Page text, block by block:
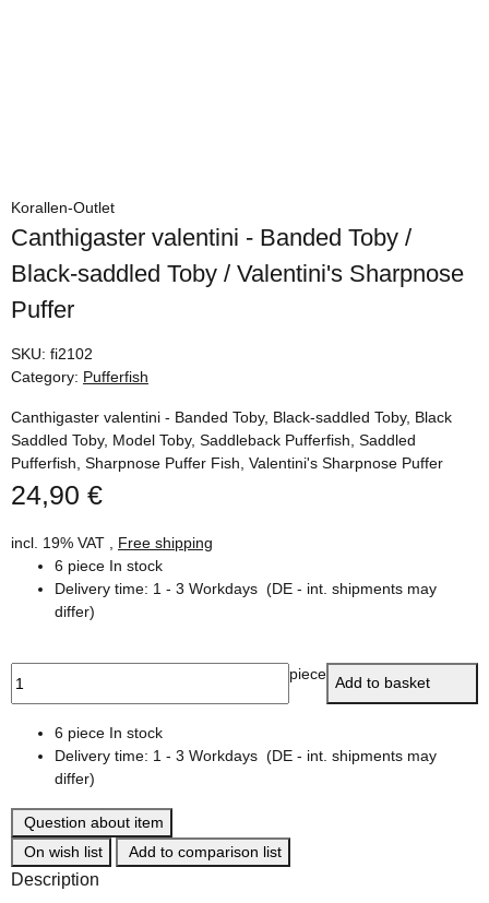
Korallen-Outlet
Canthigaster valentini - Banded Toby /
Black-saddled Toby / Valentini's Sharpnose
Puffer
SKU: fi2102
Category: Pufferfish
Canthigaster valentini - Banded Toby, Black-saddled Toby, Black
Saddled Toby, Model Toby, Saddleback Pufferfish, Saddled
Pufferfish, Sharpnose Puffer Fish, Valentini's Sharpnose Puffer
24,90 €
incl. 19% VAT , Free shipping
6 piece In stock
Delivery time: 1 - 3 Workdays (DE - int. shipments may
differ)
piece Add to basket
6 piece In stock
Delivery time: 1 - 3 Workdays (DE - int. shipments may
differ)
Question about item
On wish list
Add to comparison list
Description